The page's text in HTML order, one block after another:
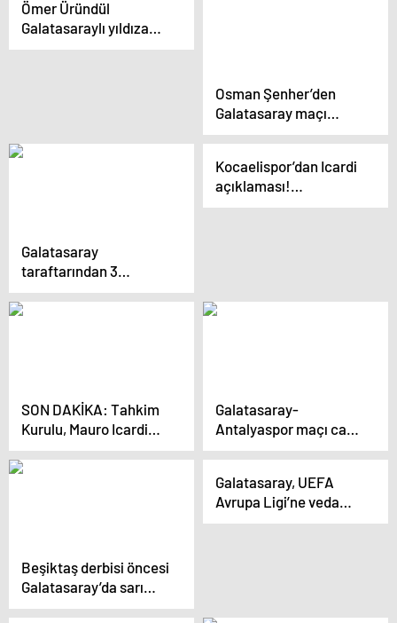
Ömer Üründül
Galatasaraylı yıldıza
hayran kaldı: Çok iyi bir
Osman Şenher’den
Galatasaray maçı
sonrası çarpıcı yorum:
beklenmesin
Galatasaray
taraftarından 3
dakikalık protesto!
Kerem
Kocaelispor’dan Icardi
açıklaması!
‘Galatasaray bizden
SON DAKİKA: Tahkim
Kurulu, Mauro Icardi
kararını açıkladı
Galatasaray-
Antalyaspor maçı canlı
bahis seçeneğiyle
Beşiktaş derbisi öncesi
Galatasaray’da sarı
kart alarmı!
Galatasaray, UEFA
Avrupa Ligi’ne veda
etti!